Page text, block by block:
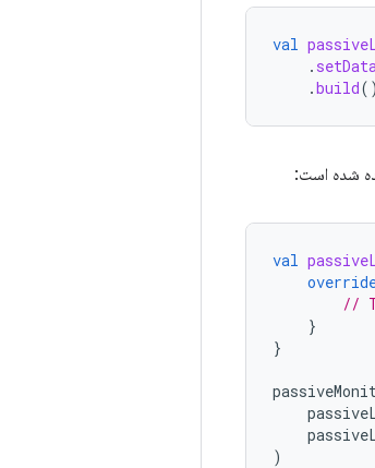
val
.
.build()
شده است:
val
//
}
}
)